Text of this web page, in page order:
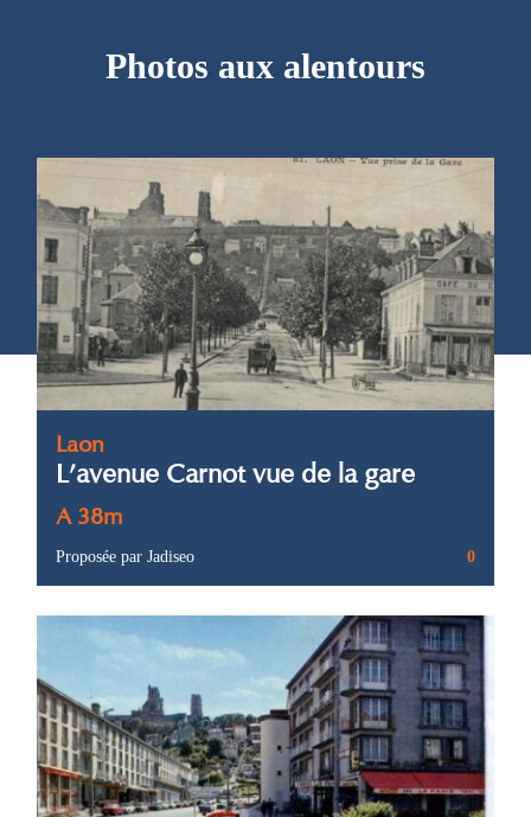
Photos aux alentours
Laon
L’avenue Carnot vue de la gare
A 38m
Proposée par Jadiseo 0